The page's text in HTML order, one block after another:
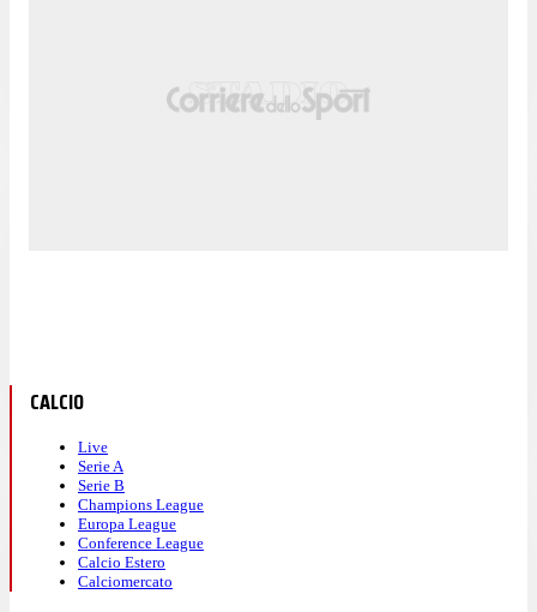
CALCIO
Live
Serie A
Serie B
Champions League
Europa League
Conference League
Calcio Estero
Calciomercato